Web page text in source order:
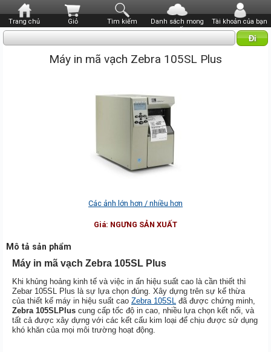
Trang chủ Giỏ Tìm kiếm
Danh sách mong
muốn
Tài khoản của bạn
Máy in mã vạch Zebra 105SL Plus
Các ảnh lớn hơn / nhiều hơn
Giá: NGƯNG SẢN XUẤT
Mô tả sản phẩm
Máy in mã vạch Zebra 105SL Plus
Khi khủng hoảng kinh tế và việc in ấn hiệu suất cao là cần thiết thì
Zebar 105SL Plus là sự lựa chọn đúng. Xây dựng trên sự kế thừa
của thiết kế máy in hiệu suất cao Zebra 105SL đã được chứng minh,
Zebra 105SLPlus cung cấp tốc độ in cao, nhiều lựa chọn kết nối, và
tất cả được xây dựng với các kết cấu kim loại để chịu được sử dụng
khó khăn của mọi môi trường hoạt động.